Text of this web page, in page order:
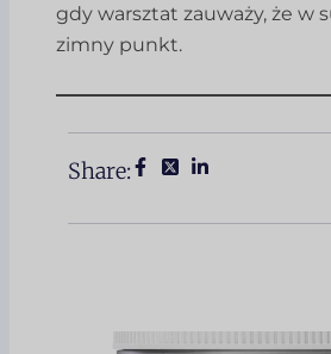
gdy warsztat zauważy, że w
zimny punkt.
Share: